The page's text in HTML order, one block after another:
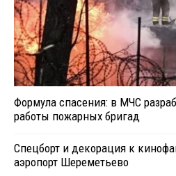
Формула спасения: в МЧС
работы пожарных бригад
Спецборт и декорация к
аэропорт Шереметьево